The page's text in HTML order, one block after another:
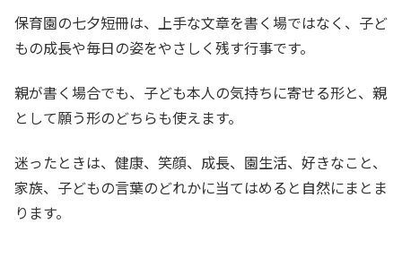
保育園の七夕短冊は、上手な文章を書く場ではなく、子ど
もの成長や毎日の姿をやさしく残す行事です。
親が書く場合でも、子ども本人の気持ちに寄せる形と、親
として願う形のどちらも使えます。
迷ったときは、健康、笑顔、成長、園生活、好きなこと、
家族、子どもの言葉のどれかに当てはめると自然にまとま
ります。